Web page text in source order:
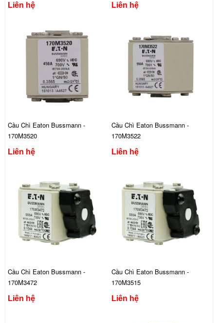
Liên hệ Liên hệ
Cầu Chì Eaton Bussmann -
170M3520
Liên hệ
Cầu Chì Eaton Bussmann -
170M3522
Liên hệ
Cầu Chì Eaton Bussmann -
170M3472
Liên hệ
Cầu Chì Eaton Bussmann -
170M3515
Liên hệ